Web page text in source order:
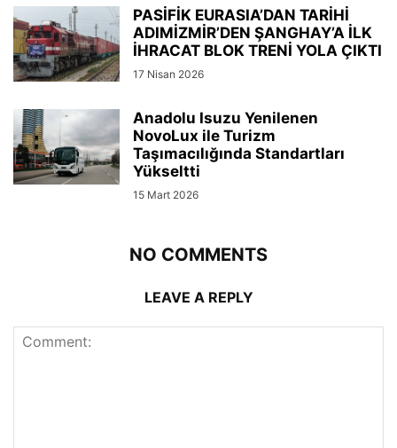
PASİFİK EURASIA’DAN TARİHİ
ADIMİZMİR’DEN ŞANGHAY’A İLK
İHRACAT BLOK TRENİ YOLA ÇIKTI
17 Nisan 2026
Anadolu Isuzu Yenilenen
NovoLux ile Turizm
Taşımacılığında Standartları
Yükseltti
15 Mart 2026
NO COMMENTS
LEAVE A REPLY